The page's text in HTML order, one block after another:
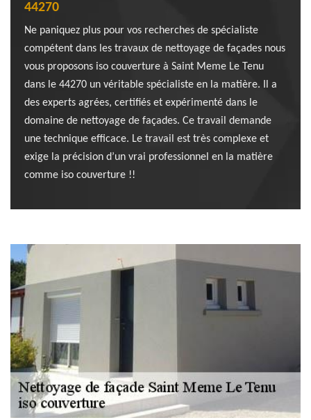
44270
Ne paniquez plus pour vos recherches de spécialiste
compétent dans les travaux de nettoyage de façades nous
vous proposons iso couverture à Saint Meme Le Tenu
dans le 44270 un véritable spécialiste en la matière. Il a
des experts agrées, certifiés et expérimenté dans le
domaine de nettoyage de façades. Ce travail demande
une technique efficace. Le travail est très complexe et
exige la précision d’un vrai professionnel en la matière
comme iso couverture !!